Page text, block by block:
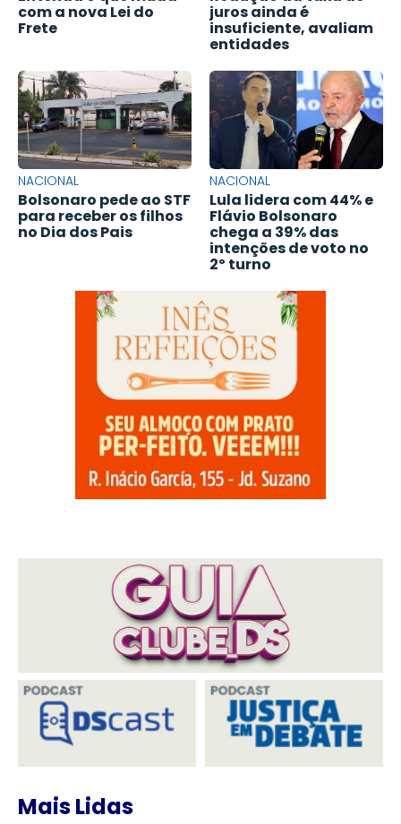
com a nova Lei do
Frete
juros ainda é
insuficiente, avaliam
entidades
NACIONAL
Bolsonaro pede ao STF
para receber os filhos
no Dia dos Pais
NACIONAL
Lula lidera com 44% e
Flávio Bolsonaro
chega a 39% das
intenções de voto no
2º turno
Mais Lidas